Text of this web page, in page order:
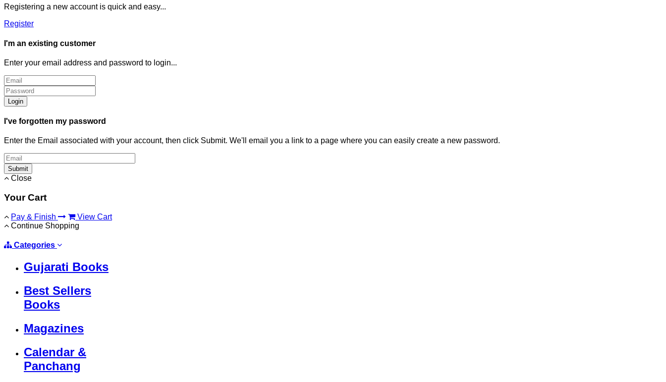
Registering a new account is quick and easy...
Register
I'm an existing customer
Enter your email address and password to login...
Login
I've forgotten my password
Enter the Email associated with your account, then click Submit. We'll email you a link to a page where you can easily create a new password.
Submit
Close
Your Cart
Pay & Finish
View Cart
Continue Shopping
Categories
Gujarati Books
Best Sellers
Books
Magazines
Calendar &
Panchang